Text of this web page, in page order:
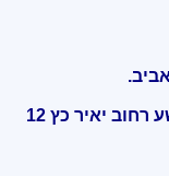
מרפאות מומחים בית חולים אלישע רחוב יאיר כץ 12